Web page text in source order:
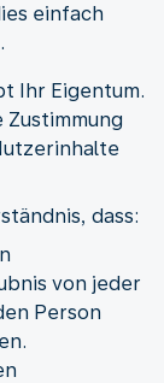
einfach
Ihr Eigentum.
Zustimmung
dass:
von jeder
Person